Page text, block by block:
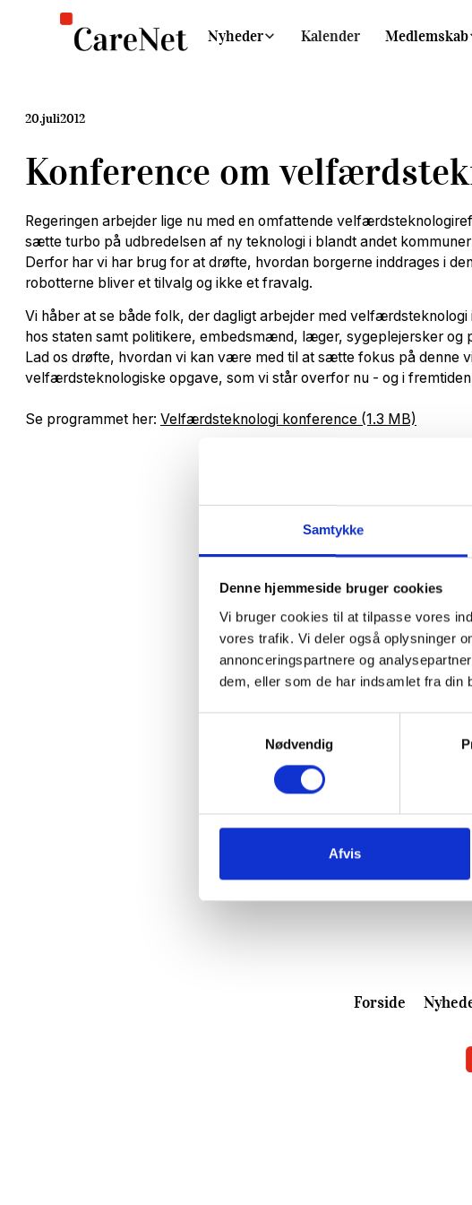
Samtykke
Denne hjemmeside bruger cookies
Vi bruger cookies til at tilpasse vores
vores trafik. Vi deler også oplysninger
annonceringspartnere og
dem, eller som de har indsamlet fra din
Nødvendig
Afvis
Nyheder Kalender Medlemskab
20.juli2012
Konference om
Regeringen arbejder lige nu med en omfattende
sætte turbo på udbredelsen af ny teknologi i blandt andet
Derfor har vi har brug for at drøfte, hvordan borgerne inddrages i
robotterne bliver et tilvalg og ikke et fravalg.
Vi håber at se både folk, der dagligt arbejder med velfærdsteknologi
hos staten samt politikere, embedsmænd, læger, sygeplejersker og
Lad os drøfte, hvordan vi kan være med til at sætte fokus på denne
velfærdsteknologiske opgave, som vi står overfor nu - og i
Se programmet her: Velfærdsteknologi konference (1.3 MB)
Forside